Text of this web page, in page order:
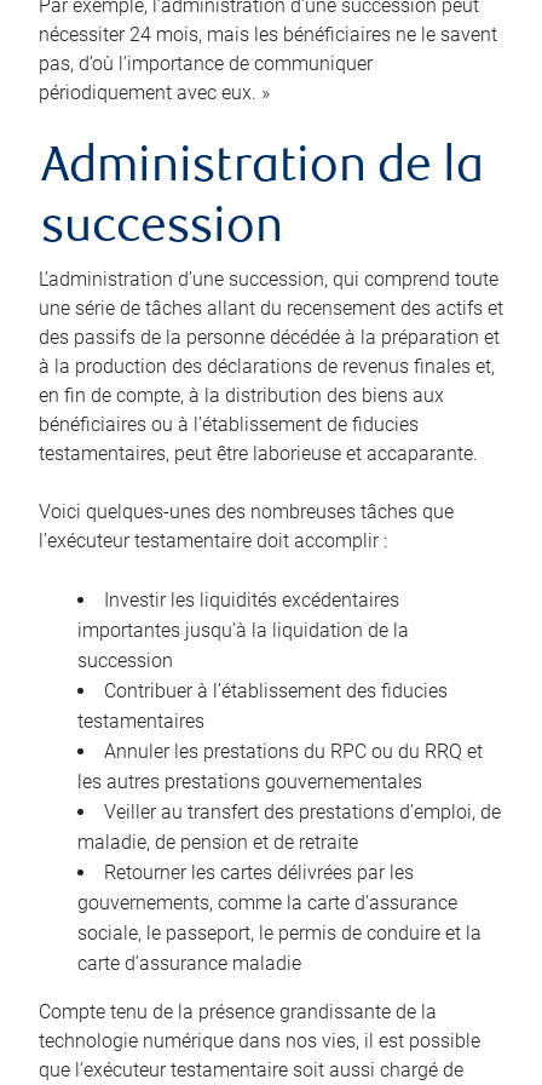
Par exemple, l’administration d’une succession peut
nécessiter 24 mois, mais les bénéficiaires ne le savent
pas, d’où l’importance de communiquer
périodiquement avec eux. »
Administration de la
succession
L’administration d’une succession, qui comprend toute
une série de tâches allant du recensement des actifs et
des passifs de la personne décédée à la préparation et
à la production des déclarations de revenus finales et,
en fin de compte, à la distribution des biens aux
bénéficiaires ou à l’établissement de fiducies
testamentaires, peut être laborieuse et accaparante.
Voici quelques-unes des nombreuses tâches que
l’exécuteur testamentaire doit accomplir :
Investir les liquidités excédentaires
importantes jusqu’à la liquidation de la
succession
Contribuer à l’établissement des fiducies
testamentaires
Annuler les prestations du RPC ou du RRQ et
les autres prestations gouvernementales
Veiller au transfert des prestations d’emploi, de
maladie, de pension et de retraite
Retourner les cartes délivrées par les
gouvernements, comme la carte d’assurance
sociale, le passeport, le permis de conduire et la
carte d’assurance maladie
Compte tenu de la présence grandissante de la
technologie numérique dans nos vies, il est possible
que l’exécuteur testamentaire soit aussi chargé de